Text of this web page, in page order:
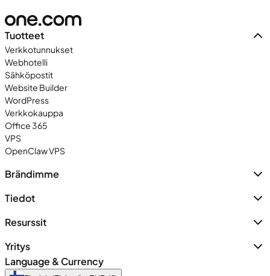
Tuotteet
Verkkotunnukset
Webhotelli
Sähköpostit
Website Builder
WordPress
Verkkokauppa
Office 365
VPS
OpenClaw VPS
Brändimme
Tiedot
Resurssit
Yritys
Language & Currency